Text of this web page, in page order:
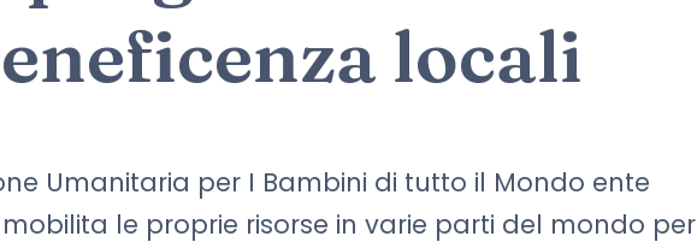
locali
Umanitaria per I Bambini di tutto il Mondo ente
mobilita le proprie risorse in varie parti del mondo per